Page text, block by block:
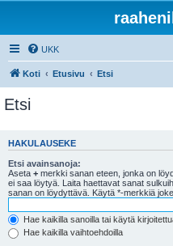
UKK
Koti Etusivu Etsi
Etsi
HAKULAUSEKE
Etsi avainsanoja:
Aseta + merkki sanan eteen, jonka on
ei saa löytyä. Laita haettavat sanat
sanan on löydyttävä. Käytä *-merkkiä
Hae kaikilla sanoilla tai käytä
Hae kaikilla vaihtoehdoilla